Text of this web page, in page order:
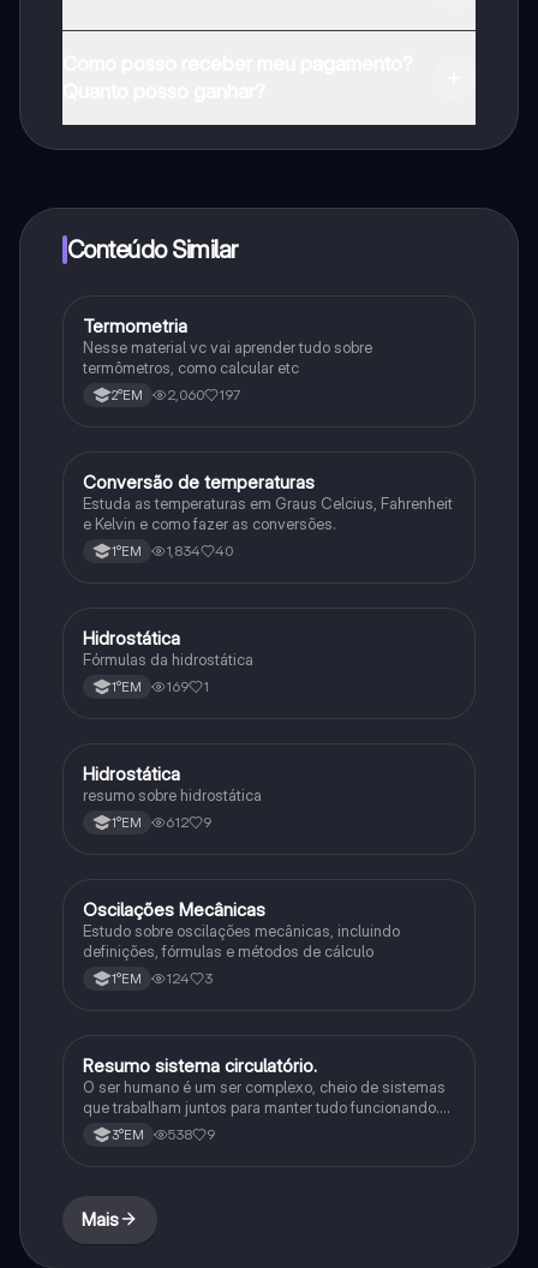
Conteúdo Similar
Física
Termometria
Nesse material vc vai aprender tudo sobre
termômetros, como calcular etc
2°EM 2,060 197
Física
Conversão de temperaturas
Estuda as temperaturas em Graus Celcius, Fahrenheit
e Kelvin e como fazer as conversões.
1°EM 1,834 40
Física
Hidrostática
Fórmulas da hidrostática
1°EM 169 1
Física
Hidrostática
resumo sobre hidrostática
1°EM 612 9
Ciência
Oscilações Mecânicas
Estudo sobre oscilações mecânicas, incluindo
definições, fórmulas e métodos de cálculo
1°EM 124 3
Física
Resumo sistema circulatório.
O ser humano é um ser complexo, cheio de sistemas
que trabalham juntos para manter tudo funcionando.
Tem inteligência, se comunica de várias formas e
consegue se adaptar a diferentes situações.
3°EM 538 9
Mais